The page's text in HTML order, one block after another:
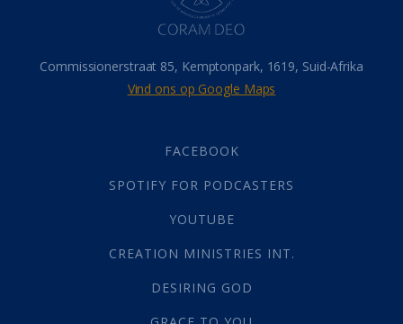
Millennium(1)
Oordeelsdag(19)
Verheerlikte liggaam
Wederkoms
(27)
Gebed(87)
Die Onse Vader(12)
God(392)
Afgode(23)
Almag(1)
Alomteenwoordig
Commissionerstraat 85, Kemptonpark, 1619, Suid-Afrika
Vind ons op Google Maps
FACEBOOK
SPOTIFY FOR PODCASTERS
YOUTUBE
CREATION MINISTRIES INT.
DESIRING GOD